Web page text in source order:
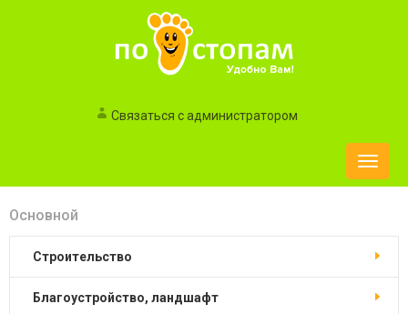
Связаться с администратором
Toggle
Основной
строительство
благоустройство, ландшафт